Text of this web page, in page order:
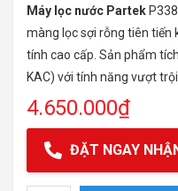
Máy lọc nước Partek
màng lọc sợi rỗng tiên tiến
tính cao cấp. Sản phẩm
KAC) với tính năng vượt
4.650.000₫
ĐẶT NGAY